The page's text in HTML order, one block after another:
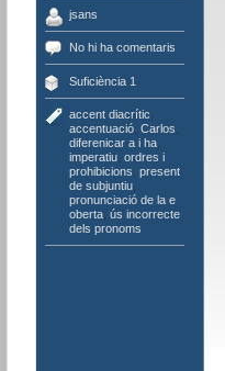
jsans
No hi ha comentaris
Suficiència 1
accent diacrític
accentuació, Carlos
diferenicar a i ha,
imperatiu, ordres i
prohibicions present
de subjuntiu,
pronunciació de la e
oberta, ús incorrecte
dels pronoms